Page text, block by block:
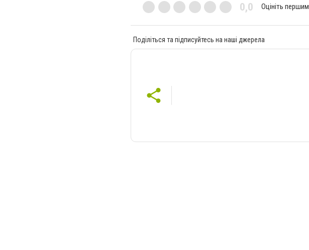
0,0 Оцініть першим
Поділіться та підписуйтесь на наші джерела